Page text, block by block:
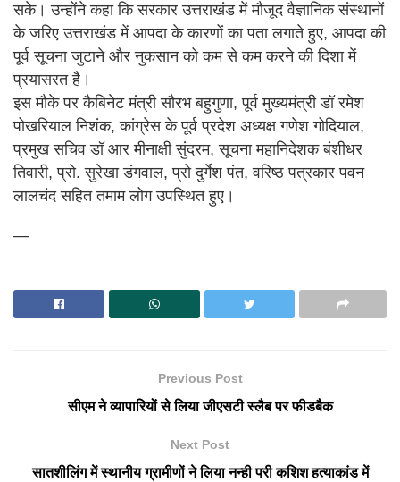
सके। उन्होंने कहा कि सरकार उत्तराखंड में मौजूद वैज्ञानिक संस्थानों
के जरिए उत्तराखंड में आपदा के कारणों का पता लगाते हुए, आपदा की
पूर्व सूचना जुटाने और नुकसान को कम से कम करने की दिशा में
प्रयासरत है।
इस मौके पर कैबिनेट मंत्री सौरभ बहुगुणा, पूर्व मुख्यमंत्री डॉ रमेश
पोखरियाल निशंक, कांग्रेस के पूर्व प्रदेश अध्यक्ष गणेश गोदियाल,
प्रमुख सचिव डॉ आर मीनाक्षी सुंदरम, सूचना महानिदेशक बंशीधर
तिवारी, प्रो. सुरेखा डंगवाल, प्रो दुर्गेश पंत, वरिष्ठ पत्रकार पवन
लालचंद सहित तमाम लोग उपस्थित हुए।
—
Previous Post
सीएम ने व्यापारियों से लिया जीएसटी स्लैब पर फीडबैक
Next Post
सातशीलिंग में स्थानीय ग्रामीणों ने लिया नन्ही परी कशिश हत्याकांड में